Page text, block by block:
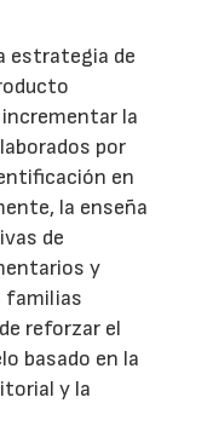
estrategia de
la
por
en
la enseña
de
y
familias
reforzar el
basado en la
y la